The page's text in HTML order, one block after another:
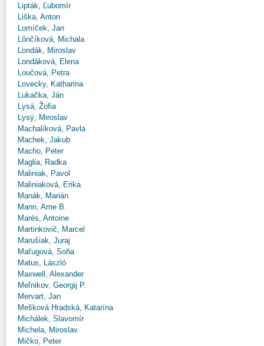
Lipták, Ľubomír
Liška, Anton
Lomíček, Jan
Lônčíková, Michala
Londák, Miroslav
Londáková, Elena
Loučová, Petra
Lovecky, Katharina
Lukačka, Ján
Lysá, Žofia
Lysý, Miroslav
Machalíková, Pavla
Machek, Jakub
Macho, Peter
Maglia, Radka
Maliniak, Pavol
Maliniaková, Erika
Manák, Marián
Mann, Arne B.
Marès, Antoine
Martinkovič, Marcel
Marušiak, Juraj
Maťugová, Soňa
Matus, László
Maxwell, Alexander
Meľnikov, Georgij P.
Mervart, Jan
Mešková Hradská, Katarína
Michálek, Slavomír
Michela, Miroslav
Mičko, Peter